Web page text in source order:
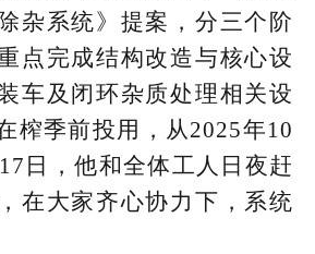
杂系统》提案，分三个阶
点完成结构改造与核心设
车及闭环杂质处理相关设
榨季前投用，从2025年10
日，他和全体工人日夜赶
在大家齐心协力下，系统